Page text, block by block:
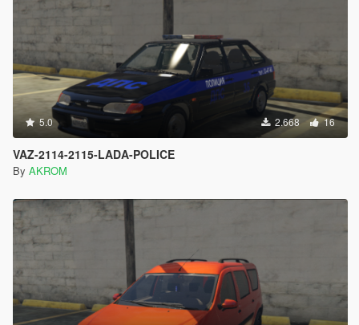
5.0 2.668 16
VAZ-2114-2115-LADA-POLICE
By AKROM